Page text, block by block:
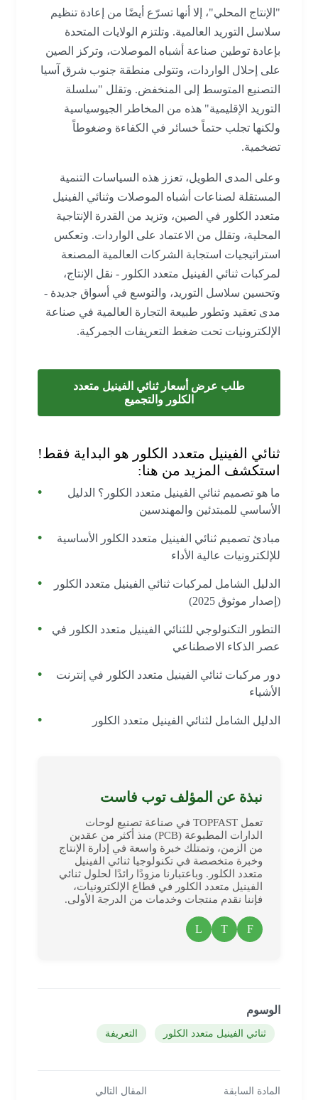
"الإنتاج المحلي"، إلا أنها تسرّع أيضًا من إعادة تنظيم
سلاسل التوريد العالمية. وتلتزم الولايات المتحدة
بإعادة توطين صناعة أشباه الموصلات، وتركز الصين
على إحلال الواردات، وتتولى منطقة جنوب شرق آسيا
التصنيع المتوسط إلى المنخفض. وتقلل "سلسلة
التوريد الإقليمية" هذه من المخاطر الجيوسياسية
ولكنها تجلب حتماً خسائر في الكفاءة وضغوطاً
تضخمية.
وعلى المدى الطويل، تعزز هذه السياسات التنمية
المستقلة لصناعات أشباه الموصلات وثنائي الفينيل
متعدد الكلور في الصين، وتزيد من القدرة الإنتاجية
المحلية، وتقلل من الاعتماد على الواردات. وتعكس
استراتيجيات استجابة الشركات العالمية المصنعة
لمركبات ثنائي الفينيل متعدد الكلور - نقل الإنتاج،
وتحسين سلاسل التوريد، والتوسع في أسواق جديدة -
مدى تعقيد وتطور طبيعة التجارة العالمية في صناعة
الإلكترونيات تحت ضغط التعريفات الجمركية.
طلب عرض أسعار ثنائي الفينيل متعدد
الكلور والتجميع
ثنائي الفينيل متعدد الكلور هو البداية فقط!
استكشف المزيد من هنا:
ما هو تصميم ثنائي الفينيل متعدد الكلور؟ الدليل
الأساسي للمبتدئين والمهندسين
مبادئ تصميم ثنائي الفينيل متعدد الكلور الأساسية
للإلكترونيات عالية الأداء
الدليل الشامل لمركبات ثنائي الفينيل متعدد الكلور
(إصدار موثوق 2025)
التطور التكنولوجي للثنائي الفينيل متعدد الكلور في
عصر الذكاء الاصطناعي
دور مركبات ثنائي الفينيل متعدد الكلور في إنترنت
الأشياء
الدليل الشامل لثنائي الفينيل متعدد الكلور
نبذة عن المؤلف توب فاست
تعمل TOPFAST في صناعة تصنيع لوحات
الدارات المطبوعة (PCB) منذ أكثر من عقدين
من الزمن، وتمتلك خبرة واسعة في إدارة الإنتاج
وخبرة متخصصة في تكنولوجيا ثنائي الفينيل
متعدد الكلور. وباعتبارنا مزودًا رائدًا لحلول ثنائي
الفينيل متعدد الكلور في قطاع الإلكترونيات،
فإننا نقدم منتجات وخدمات من الدرجة الأولى.
L
الوسوم
ثنائي الفينيل متعدد الكلور التعريفة
المادة السابقة المقال التالي